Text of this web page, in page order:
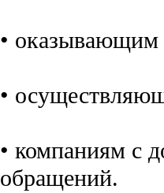
• оказывающим
•
• компаниям с
обращений.